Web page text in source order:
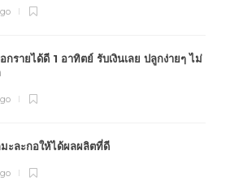
กรายได้ดี 1 อาทิตย์ รับเงินเลย ปลูกง่ายๆ ไม่
ะละกอให้ได้ผลผลิตที่ดี